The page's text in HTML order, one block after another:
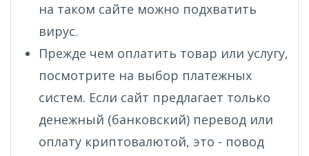
на таком сайте можно подхватить
вирус.
Прежде чем оплатить товар или услугу,
посмотрите на выбор платежных
систем. Если сайт предлагает только
денежный (банковский) перевод или
оплату криптовалютой, это - повод